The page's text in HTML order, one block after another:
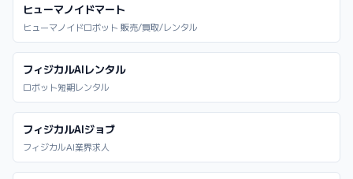
ヒューマノイドマート
ヒューマノイドロボット 販売/買取/レンタル
フィジカルAIレンタル
ロボット短期レンタル
フィジカルAIジョブ
フィジカルAI業界求人